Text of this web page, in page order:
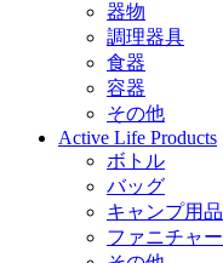
器物
調理器具
食器
容器
その他
Active Life Products
ボトル
バッグ
キャンプ用品
ファニチャー